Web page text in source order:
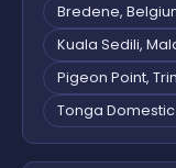
Bredene,
Kuala Sedili,
Pigeon Point,
Tonga Domestic